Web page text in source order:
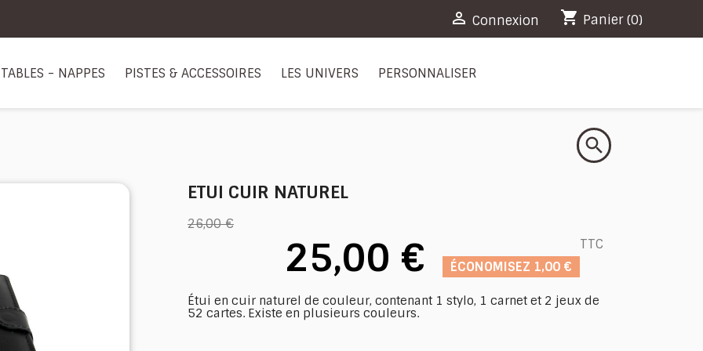
 Connexion shopping_cart Panier (0)
TABLES - NAPPES PISTES & ACCESSOIRES LES UNIVERS PERSONNALISER
search
ETUI CUIR NATUREL
26,00 €
25,00 € ÉCONOMISEZ 1,00 €
TTC
Étui en cuir naturel de couleur, contenant 1 stylo, 1 carnet et 2 jeux de
52 cartes. Existe en plusieurs couleurs.